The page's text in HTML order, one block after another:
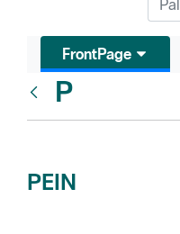
Glosari
P
PEIN
Vegeu Pla d'Espais